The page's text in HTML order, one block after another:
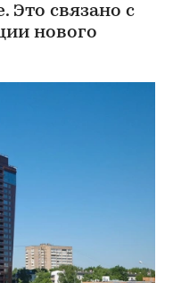
Это связано с
нового